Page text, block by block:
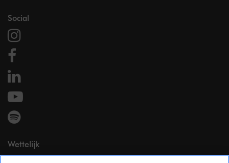
Social
Wettelijk
Wettelijke vermeldingen